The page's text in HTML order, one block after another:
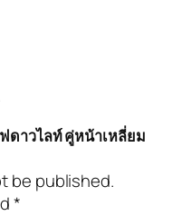
ดาวไลท์ คู่หน้าเหลี่ยม
be published.
*